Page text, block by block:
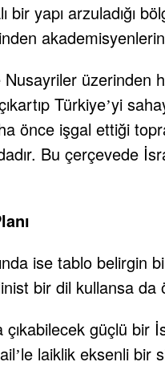
bir yapı arzuladığı
üzerinden
Türkiye’yi
önce işgal ettiği
Bu çerçevede
ise tablo
bir dil kullansa
güçlü bir
’le laiklik eksenli bir